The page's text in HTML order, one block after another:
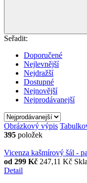
Seřadit:
Doporučené
Nejlevnější
Nejdražší
Dostupné
Nejnovější
Nejprodávanejší
Obrázkový výpis
395 položek
Vicenza kašmírový šál -
od 299 Kč 247,11 Kč
Detail